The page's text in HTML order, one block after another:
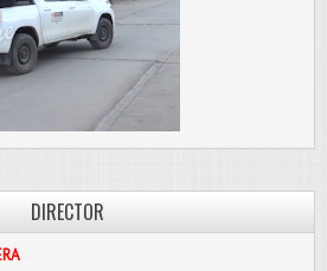
DIRECTOR